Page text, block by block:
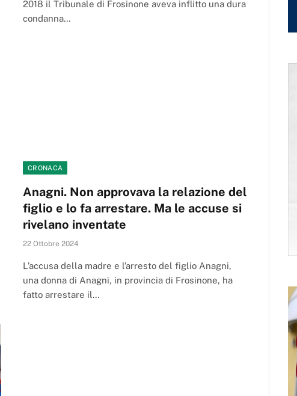
2018 il Tribunale di Frosinone aveva inflitto una dura
condanna…
CRONACA
Anagni. Non approvava la relazione del
figlio e lo fa arrestare. Ma le accuse si
rivelano inventate
22 Ottobre 2024
L’accusa della madre e l’arresto del figlio Anagni,
una donna di Anagni, in provincia di Frosinone, ha
fatto arrestare il…